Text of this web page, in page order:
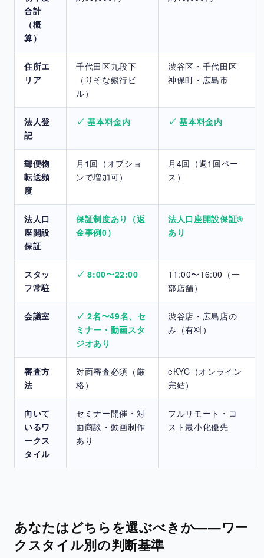
合計
（概
算）
住所エ
リア
千代田区九段下
（りそな銀行ビ
ル）
渋谷区・千代田区
神保町・広島市
法人登
記
✓ 基本料金内 ✓ 基本料金内
郵便物
転送頻
度
月1回（オプショ
ンで増加可）
月4回（週1回ペー
ス）
法人口
座開設
保証
保証制度あり（返
金事例0）
法人口座開設保証®
あり
スタッ
フ常駐
✓ 8:00〜22:00
11:00〜16:00（一
部店舗）
会議室
✓ 2名〜49名、セ
ミナー・動画スタ
ジオあり
渋谷店・広島店の
み（有料）
審査方
法
対面審査必須（厳
格）
eKYC（オンライン
完結）
向いて
いるワ
ークス
タイル
セミナー開催・対
面商談・動画制作
あり
フルリモート・コ
スト最小化優先
あなたはどちらを選ぶべきか——ワー
クスタイル別の判断基準